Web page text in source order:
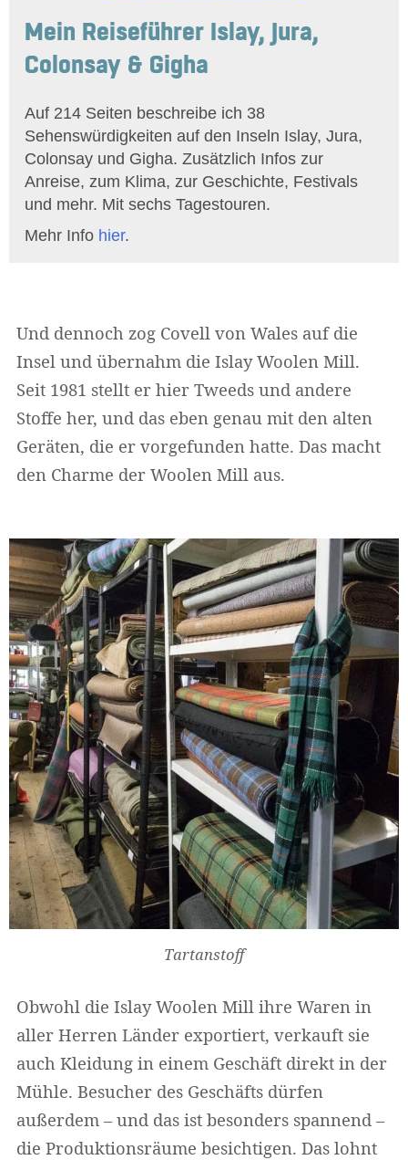
Mein Reiseführer Islay, Jura,
Colonsay & Gigha
Auf 214 Seiten beschreibe ich 38
Sehenswürdigkeiten auf den Inseln Islay, Jura,
Colonsay und Gigha. Zusätzlich Infos zur
Anreise, zum Klima, zur Geschichte, Festivals
und mehr. Mit sechs Tagestouren.
Mehr Info hier.
Und dennoch zog Covell von Wales auf die
Insel und übernahm die Islay Woolen Mill.
Seit 1981 stellt er hier Tweeds und andere
Stoffe her, und das eben genau mit den alten
Geräten, die er vorgefunden hatte. Das macht
den Charme der Woolen Mill aus.
Tartanstoff
Obwohl die Islay Woolen Mill ihre Waren in
aller Herren Länder exportiert, verkauft sie
auch Kleidung in einem Geschäft direkt in der
Mühle. Besucher des Geschäfts dürfen
außerdem – und das ist besonders spannend –
die Produktionsräume besichtigen. Das lohnt